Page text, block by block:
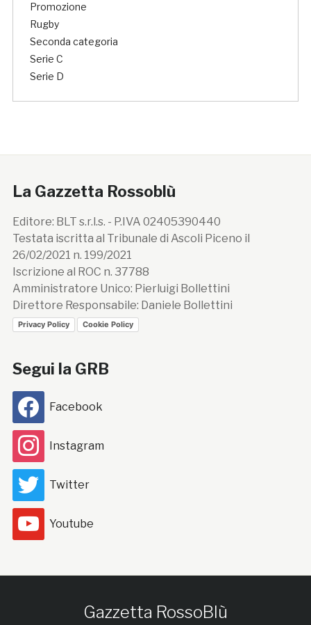
Promozione
Rugby
Seconda categoria
Serie C
Serie D
La Gazzetta Rossoblù
Editore: BLT s.r.l.s. - P.IVA 02405390440
Testata iscritta al Tribunale di Ascoli Piceno il
26/02/2021 n. 199/2021
Iscrizione al ROC n. 37788
Amministratore Unico: Pierluigi Bollettini
Direttore Responsabile: Daniele Bollettini
Privacy Policy Cookie Policy
Segui la GRB
Facebook
Instagram
Twitter
Youtube
Gazzetta RossoBlù